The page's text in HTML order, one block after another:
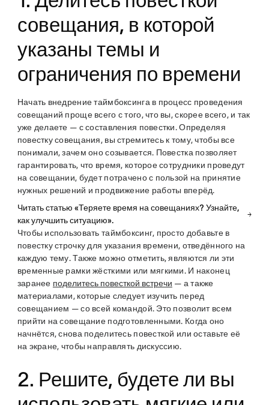
совещания, в которой
указаны темы и
ограничения по времени
Начать внедрение таймбоксинга в процесс проведения
совещаний проще всего с того, что вы, скорее всего, и так
уже делаете — с составления повестки. Определяя
повестку совещания, вы стремитесь к тому, чтобы все
понимали, зачем оно созывается. Повестка позволяет
гарантировать, что время, которое сотрудники проведут
на совещании, будет потрачено с пользой на принятие
нужных решений и продвижение работы вперёд.
Читать статью «Теряете время на совещаниях? Узнайте,
как улучшить ситуацию».
Чтобы использовать таймбоксинг, просто добавьте в
повестку строчку для указания времени, отведённого на
каждую тему. Также можно отметить, являются ли эти
временные рамки жёсткими или мягкими. И наконец
заранее поделитесь повесткой встречи — а также
материалами, которые следует изучить перед
совещанием — со всей командой. Это позволит всем
прийти на совещание подготовленными. Когда оно
начнётся, снова поделитесь повесткой или оставьте её
на экране, чтобы направлять дискуссию.
2. Решите, будете ли вы